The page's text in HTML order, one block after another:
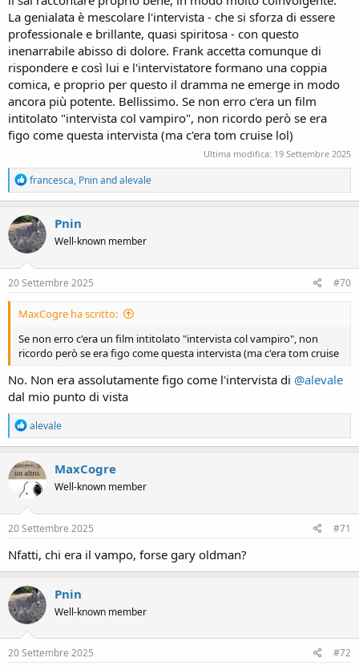
Intervistatore: grazie per avere accettato di rilasciare a Forum libri
questa toccante intervista. Buonasera
Frankenstein: non risponde, ma sul suo volto terribile appare un
ghigno, una smorfia.
È "soltanto" il suo modo di sorridere, un piccolo miracolo della
fantasia, che tutto può.
La genialata è mescolare l'intervista - che si sforza di essere
professionale e brillante, quasi spiritosa - con questo
inenarrabile abisso di dolore. Frank accetta comunque di
rispondere e così lui e l'intervistatore formano una coppia
comica, e proprio per questo il dramma ne emerge in modo
ancora più potente. Bellissimo. Se non erro c'era un film
intitolato "intervista col vampiro", non ricordo però se era
figo come questa intervista (ma c'era tom cruise lol)
Ultima modifica: 19 Settembre 2025
R
e
a
c
t
i
o
n
s
francesca, Pninandalevale
Pnin
Well-known member
20 Settembre 2025 #70
MaxCogre ha scritto:
Se non erro c'era un film intitolato "intervista col vampiro", non
ricordo però se era figo come questa intervista (ma c'era tom cruise
No. Non era assolutamente figo come l'intervista di @alevale
dal mio punto di vista
R
e
a
c
t
n
s
alevale
MaxCogre
Well-known member
20 Settembre 2025 #71
Nfatti, chi era il vampo, forse gary oldman?
Pnin
Well-known member
20 Settembre 2025 #72